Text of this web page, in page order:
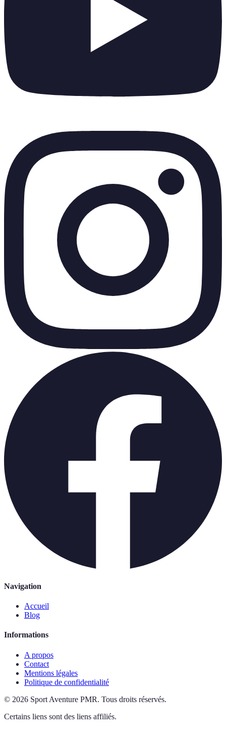
Navigation
Accueil
Blog
Informations
A propos
Contact
Mentions légales
Politique de confidentialité
© 2026 Sport Aventure PMR. Tous droits réservés.
Certains liens sont des liens affiliés.